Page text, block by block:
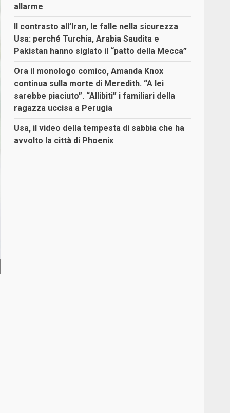
allarme
Il contrasto all’Iran, le falle nella sicurezza
Usa: perché Turchia, Arabia Saudita e
Pakistan hanno siglato il “patto della Mecca”
Ora il monologo comico, Amanda Knox
continua sulla morte di Meredith. “A lei
sarebbe piaciuto”. “Allibiti” i familiari della
ragazza uccisa a Perugia
Usa, il video della tempesta di sabbia che ha
avvolto la città di Phoenix